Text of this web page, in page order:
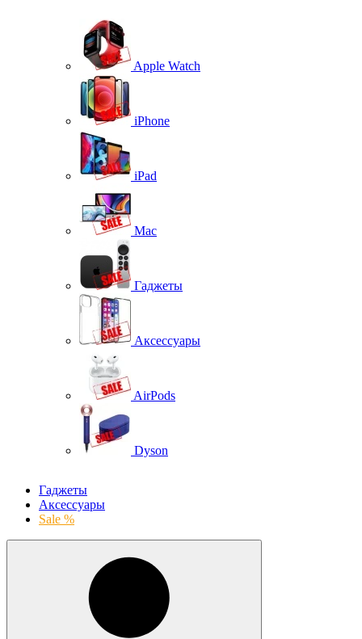
Apple Watch
iPhone
iPad
Mac
Гаджеты
Аксессуары
AirPods
Dyson
Гаджеты
Аксессуары
Sale %